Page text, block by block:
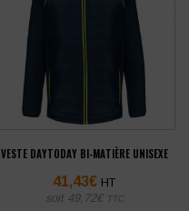
VESTE DAYTODAY BI-MATIÈRE UNISEXE
41,43€ HT
soit 49,72€ TTC